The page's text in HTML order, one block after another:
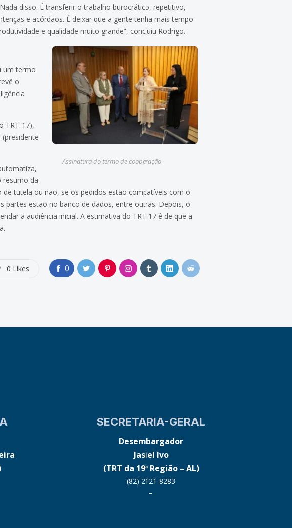
disso. É transferir o trabalho burocrático, repetitivo,
e acórdãos. É deixar que a gente tenha mais tempo
e qualidade muito grande”, concluiu Rodrigo.
Assinatura do termo de cooperação
um termo
o
TRT-17),
(presidente
resumo da
tutela ou não, se os pedidos estão compatíveis com o
partes estão no banco de dados, entre outras. Depois, o
a audiência inicial. A estimativa do TRT-17 é de que a
0
0 Likes
SECRETARIA-GERAL
Desembargador
Jasiel Ivo
(TRT da 19ª Região – AL)
(82) 2121-8283
–